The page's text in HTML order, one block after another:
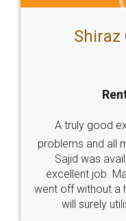
Shiraz
A truly good
problems and all
Sajid was
excellent job.
went off without a
will surely